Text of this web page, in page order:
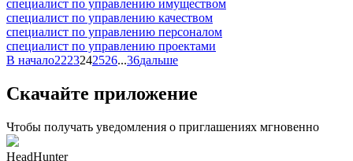
специалист по управлению имуществом
специалист по управлению качеством
специалист по управлению персоналом
специалист по управлению проектами
В начало2223242526...36дальше
Скачайте приложение
Чтобы получать уведомления о приглашениях мгновенно
HeadHunter